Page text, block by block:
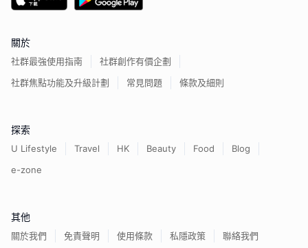
關於
社群最強使用指南
社群創作有價企劃
社群焦點功能及升級計劃
常見問題 條款及細則
探索
U Lifestyle Travel HK Beauty Food
Blog
e-zone
其他
關於我們 免責聲明 使用條款 私隱政策 聯絡我們